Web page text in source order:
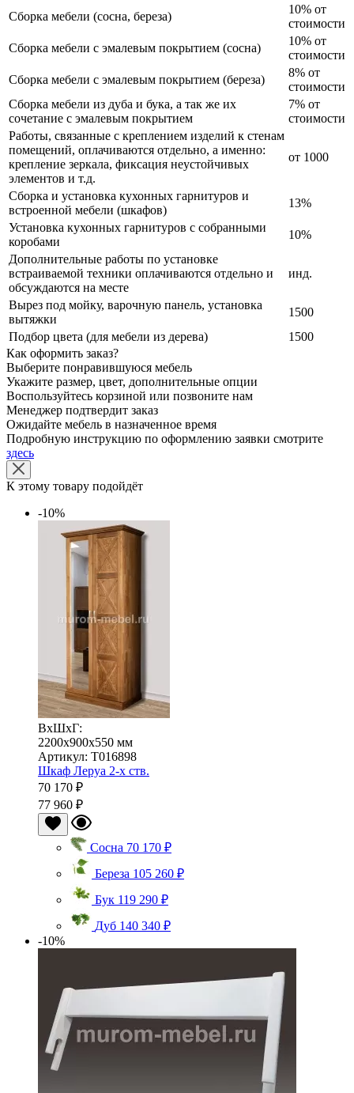
Сборка мебели (сосна, береза)
10% от
стоимости
Сборка мебели с эмалевым покрытием (сосна)
10% от
стоимости
Сборка мебели с эмалевым покрытием (береза)
8% от
стоимости
Сборка мебели из дуба и бука, а так же их
сочетание с эмалевым покрытием
7% от
стоимости
Работы, связанные с креплением изделий к стенам
помещений, оплачиваются отдельно, а именно:
крепление зеркала, фиксация неустойчивых
элементов и т.д.
от 1000
Сборка и установка кухонных гарнитуров и
встроенной мебели (шкафов)
13%
Установка кухонных гарнитуров с собранными
коробами
10%
Дополнительные работы по установке
встраиваемой техники оплачиваются отдельно и
обсуждаются на месте
инд.
Вырез под мойку, варочную панель, установка
вытяжки
1500
Подбор цвета (для мебели из дерева)
1500
Как оформить заказ?
Выберите понравившуюся мебель
Укажите размер, цвет, дополнительные опции
Воспользуйтесь корзиной или позвоните нам
Менеджер подтвердит заказ
Ожидайте мебель в назначенное время
Подробную инструкцию по оформлению заявки смотрите
здесь
К этому товару подойдёт
-10%
ВхШхГ:
2200x900x550 мм
Артикул: T016898
Шкаф Леруа 2-х ств.
70 170 ₽
77 960 ₽
Сосна 70 170 ₽
Береза 105 260 ₽
Бук 119 290 ₽
Дуб 140 340 ₽
-10%